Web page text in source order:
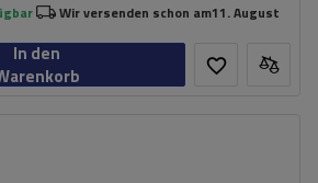
Wir versenden schon am11. August
In den